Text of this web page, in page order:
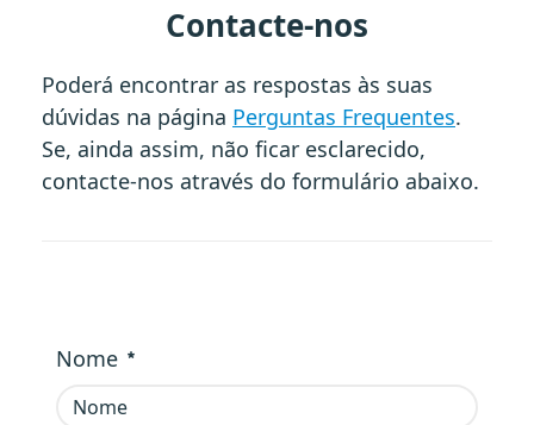
Contacte-nos
Poderá encontrar as respostas às suas
dúvidas na página Perguntas Frequentes.
Se, ainda assim, não ficar esclarecido,
contacte-nos através do formulário abaixo.
Nome